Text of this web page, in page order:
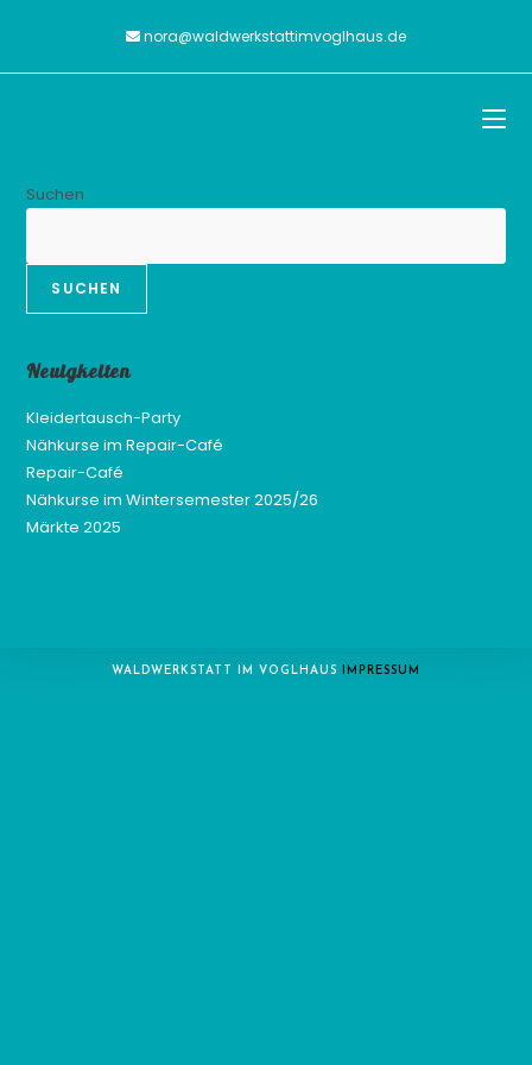
nora@waldwerkstattimvoglhaus.de
Suchen
SUCHEN
Neuigkeiten
Kleidertausch-Party
Nähkurse im Repair-Café
Repair-Café
Nähkurse im Wintersemester 2025/26
Märkte 2025
WALDWERKSTATT IM VOGLHAUS IMPRESSUM